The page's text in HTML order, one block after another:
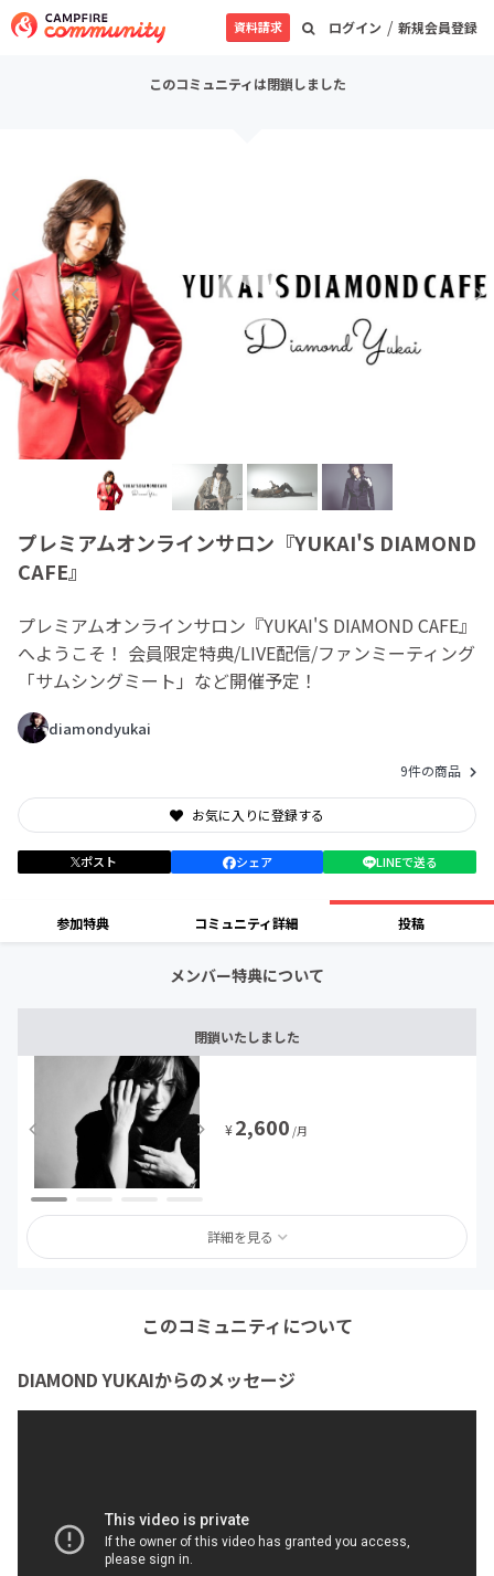
ログイン / 新規会員登録
資料請求
このコミュニティは閉鎖しました
プレミアムオンラインサロン『YUKAI'S DIAMOND
CAFE』
プレミアムオンラインサロン『YUKAI'S DIAMOND CAFE』
へようこそ！ 会員限定特典/LIVE配信/ファンミーティング
「サムシングミート」など開催予定！
diamondyukai
9件の商品
お気に入りに登録する
ポスト シェア LINEで送る
参加特典 コミュニティ詳細 投稿
メンバー特典について
閉鎖いたしました
¥2,600 /月
詳細を見る
このコミュニティについて
DIAMOND YUKAIからのメッセージ